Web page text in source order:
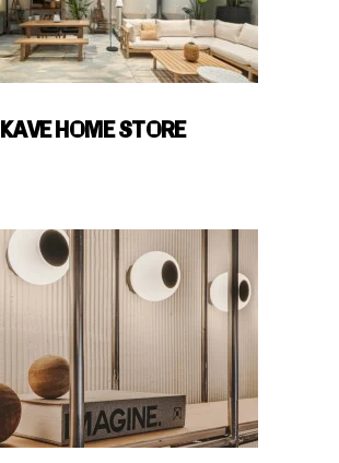
KAVE HOME STORE